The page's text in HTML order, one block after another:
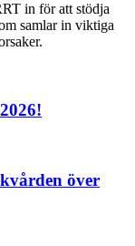
in för att stödja
samlar in viktiga
över